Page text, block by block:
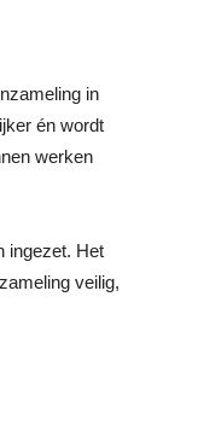
in
én wordt
werken
ingezet. Het
veilig,